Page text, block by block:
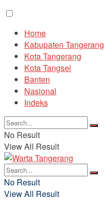
Home
Kabupaten Tangerang
Kota Tangerang
Kota Tangsel
Banten
Nasional
Indeks
No Result
View All Result
No Result
View All Result